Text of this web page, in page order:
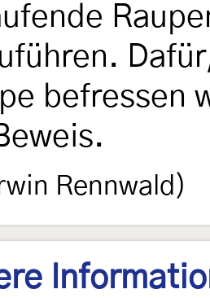
befressen
Rennwald)